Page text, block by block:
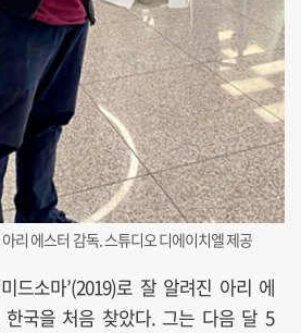
리 에스터 감독. 스튜디오 디에이치엘 제공
미드소마’(2019)로 잘 알려진 아리 에
국을 처음 찾았다. 그는 다음 달 5